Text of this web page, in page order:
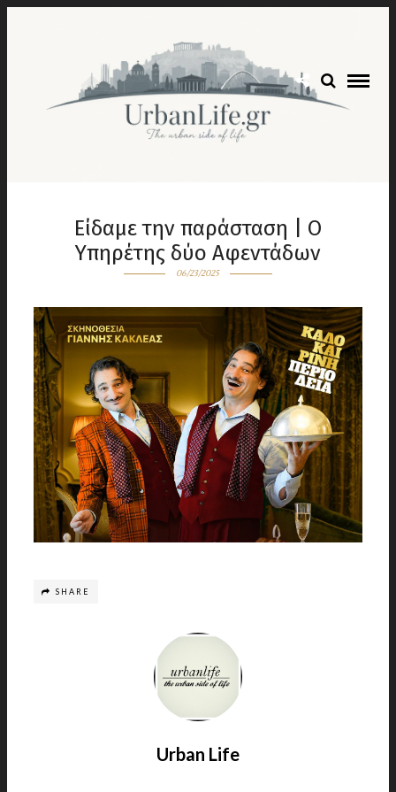
Είδαμε την παράσταση | Ο
Υπηρέτης δύο Αφεντάδων
06/23/2025
SHARE
Urban Life